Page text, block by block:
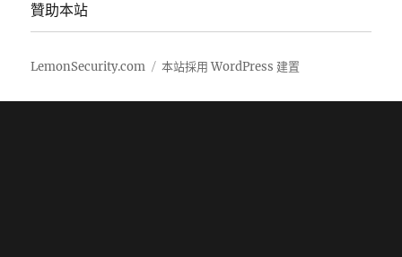
贊助本站
LemonSecurity.com 本站採用 WordPress 建置